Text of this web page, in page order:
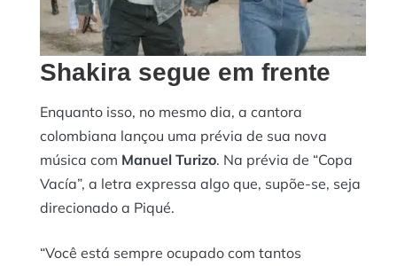
Shakira segue em frente
Enquanto isso, no mesmo dia, a cantora
colombiana lançou uma prévia de sua nova
música com Manuel Turizo. Na prévia de “Copa
Vacía”, a letra expressa algo que, supõe-se, seja
direcionado a Piqué.
“Você está sempre ocupado com tantos